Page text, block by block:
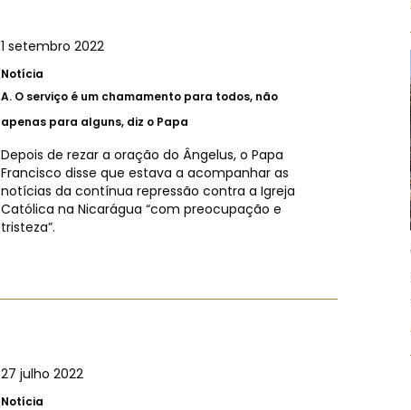
1 setembro 2022
Notícia
A. O serviço é um chamamento para todos, não
apenas para alguns, diz o Papa
Depois de rezar a oração do Ângelus, o Papa
Francisco disse que estava a acompanhar as
notícias da contínua repressão contra a Igreja
Católica na Nicarágua “com preocupação e
tristeza”.
27 julho 2022
Notícia